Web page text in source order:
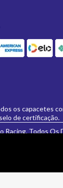
os capacetes
de certificação.
Racing. Todos Os
não se aplicarão